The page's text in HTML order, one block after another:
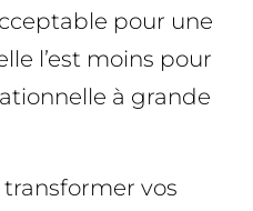
pour une
l’est moins pour
à grande
transformer vos